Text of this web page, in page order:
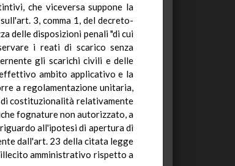
che viceversa suppone la
3, comma 1, del decreto-
delle disposizioni penali "di cui
i reati di scarico senza
gli scarichi civili e delle
ambito applicativo e la
a regolamentazione unitaria,
costituzionalità relativamente
fognature non autorizzato, a
all'ipotesi di apertura di
dall'art. 23 della citata legge
amministrativo rispetto a